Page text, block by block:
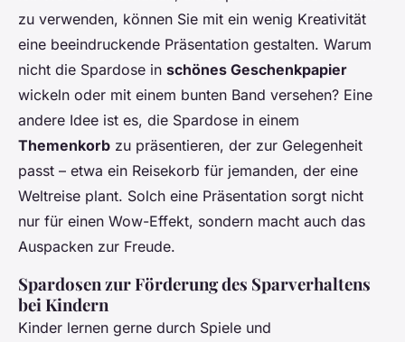
zu verwenden, können Sie mit ein wenig Kreativität
eine beeindruckende Präsentation gestalten. Warum
nicht die Spardose in schönes Geschenkpapier
wickeln oder mit einem bunten Band versehen? Eine
andere Idee ist es, die Spardose in einem
Themenkorb zu präsentieren, der zur Gelegenheit
passt – etwa ein Reisekorb für jemanden, der eine
Weltreise plant. Solch eine Präsentation sorgt nicht
nur für einen Wow-Effekt, sondern macht auch das
Auspacken zur Freude.
Spardosen zur Förderung des Sparverhaltens
bei Kindern
Kinder lernen gerne durch Spiele und